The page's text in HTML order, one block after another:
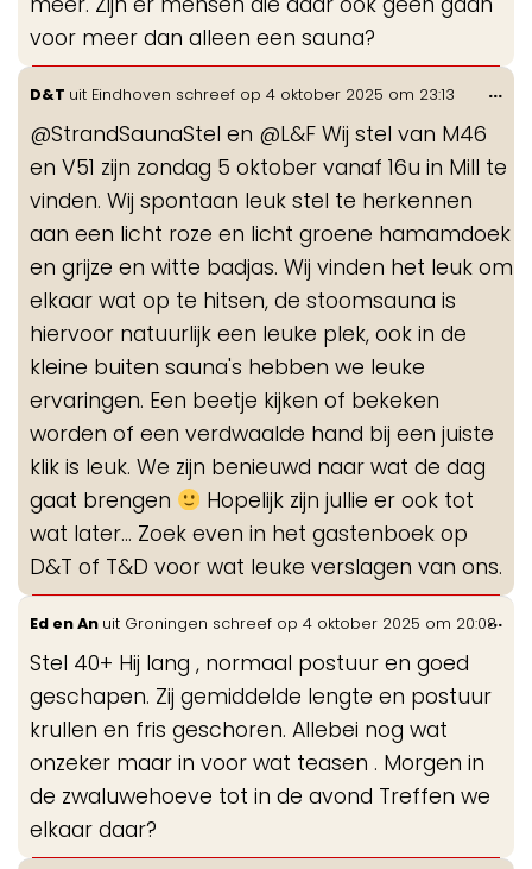
voor meer dan alleen een sauna?
D&T uit Eindhoven schreef op 4 oktober 2025 om 23:13
@StrandSaunaStel en @L&F Wij stel van M46
en V51 zijn zondag 5 oktober vanaf 16u in Mill te
vinden. Wij spontaan leuk stel te herkennen
aan een licht roze en licht groene hamamdoek
en grijze en witte badjas. Wij vinden het leuk om
elkaar wat op te hitsen, de stoomsauna is
hiervoor natuurlijk een leuke plek, ook in de
kleine buiten sauna's hebben we leuke
ervaringen. Een beetje kijken of bekeken
worden of een verdwaalde hand bij een juiste
klik is leuk. We zijn benieuwd naar wat de dag
gaat brengen
Hopelijk zijn jullie er ook tot
wat later… Zoek even in het gastenboek op
D&T of T&D voor wat leuke verslagen van ons.
...
Ed en An uit Groningen schreef op 4 oktober 2025 om 20:08
Stel 40+ Hij lang , normaal postuur en goed
geschapen. Zij gemiddelde lengte en postuur
krullen en fris geschoren. Allebei nog wat
onzeker maar in voor wat teasen . Morgen in
de zwaluwehoeve tot in de avond Treffen we
elkaar daar?
...